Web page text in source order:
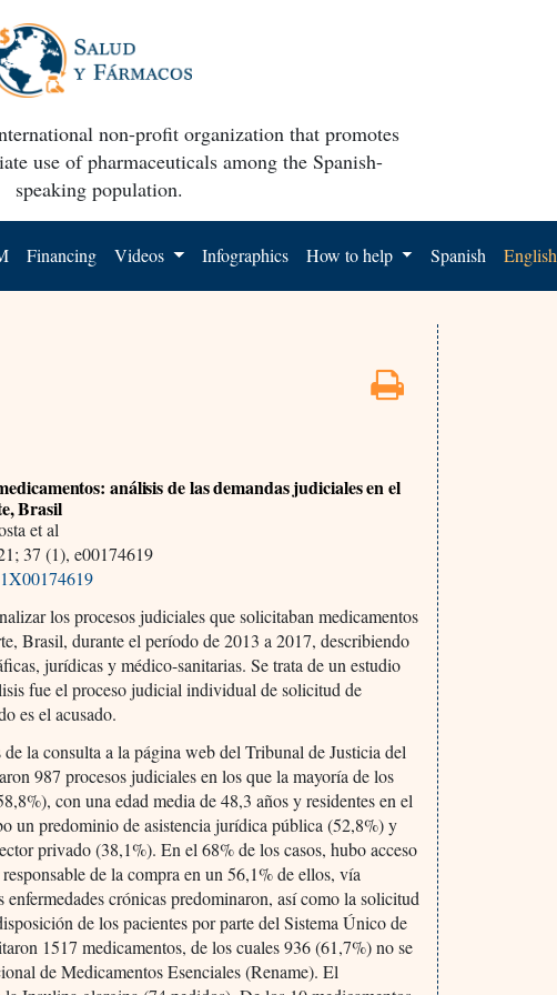
non-profit organization that promotes
use of pharmaceuticals among the Spanish-
speaking population.
Financing Videos Infographics How to help Spanish English
análisis de las demandas judiciales en el
Brasil
et al
37 (1), e00174619
los procesos judiciales que solicitaban medicamentos
Brasil, durante el período de 2013 a 2017, describiendo
jurídicas y médico-sanitarias. Se trata de un estudio
fue el proceso judicial individual de solicitud de
es el acusado.
la consulta a la página web del Tribunal de Justicia del
987 procesos judiciales en los que la mayoría de los
con una edad media de 48,3 años y residentes en el
un predominio de asistencia jurídica pública (52,8%) y
privado (38,1%). En el 68% de los casos, hubo acceso
de la compra en un 56,1% de ellos, vía
crónicas predominaron, así como la solicitud
de los pacientes por parte del Sistema Único de
1517 medicamentos, de los cuales 936 (61,7%) no se
de Medicamentos Esenciales (Rename). El